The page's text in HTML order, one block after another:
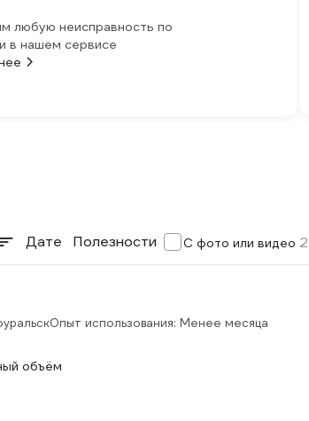
любую неисправность по
в нашем сервисе
Дате Полезности С фото или видео 2
Опыт использования: Менее месяца
объём